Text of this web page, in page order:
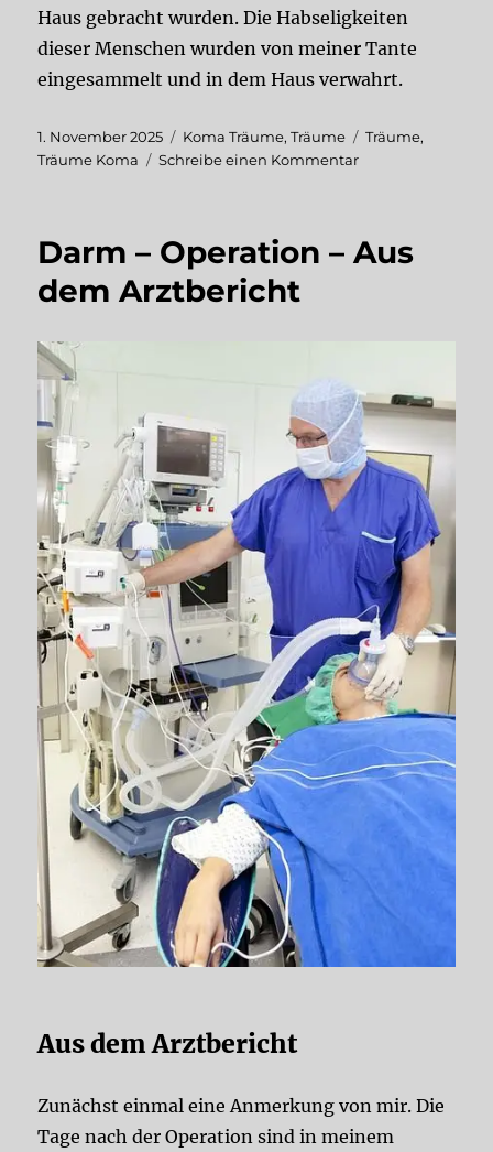
Haus gebracht wurden. Die Habseligkeiten
dieser Menschen wurden von meiner Tante
eingesammelt und in dem Haus verwahrt.
Veröffentlicht
am
1. November 2025 Kategorien
Koma Träume,Träume Schlagwörter
Träume,
Träume Koma
Schreibe einen Kommentarzu
1
Darm – Operation – Aus
dem Arztbericht
Aus dem Arztbericht
Zunächst einmal eine Anmerkung von mir. Die
Tage nach der Operation sind in meinem